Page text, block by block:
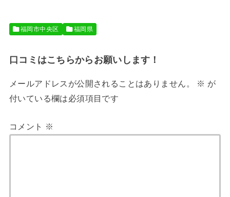
福岡市中央区 福岡県
口コミはこちらからお願いします！
メールアドレスが公開されることはありません。 ※ が
付いている欄は必須項目です
コメント ※